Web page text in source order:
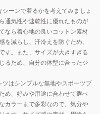
ーンで着るかを考えてみましょ
通気性や速乾性に優れたものが
なら着心地の良いコットン素材
減らし、汗冷えを防ぐため、
す。また、サイズが大きすぎる
るため、自分の体型に合ったジ
はシンプルな無地やスポーツブ
め、好みや用途に合わせて選べ
カラーまで多彩なので、気分や